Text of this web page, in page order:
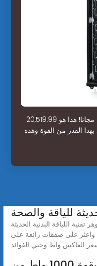
20,519.99 د.إ.‏ يحفظ 25 16,415.99 د.إ.‏ ًالشحن مجانا! هذا هو
القدر من القوة وهذه
للياقة والصحة
اللياقة البدنية الحديثة
واعثر على صفقات رائعة على Alibaba.com. اعرف المزيد حول